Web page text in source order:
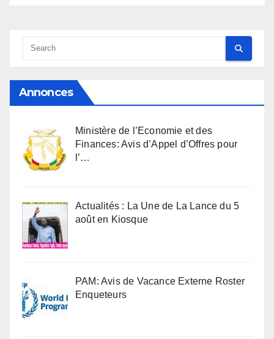
Annonces
Ministère de l’Economie et des
Finances: Avis d’Appel d’Offres pour
l’…
Actualités : La Une de La Lance du 5
août en Kiosque
PAM: Avis de Vacance Externe Roster
Enqueteurs